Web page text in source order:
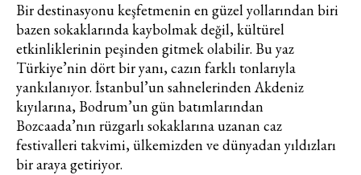
Bir destinasyonu keşfetmenin en güzel yollarından biri
bazen sokaklarında kaybolmak değil, kültürel
etkinliklerinin peşinden gitmek olabilir. Bu yaz
Türkiye’nin dört bir yanı, cazın farklı tonlarıyla
yankılanıyor. İstanbul’un sahnelerinden Akdeniz
kıyılarına, Bodrum’un gün batımlarından
Bozcaada’nın rüzgarlı sokaklarına uzanan caz
festivalleri takvimi, ülkemizden ve dünyadan yıldızları
bir araya getiriyor.